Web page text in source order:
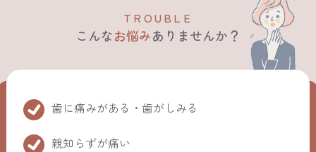
T R OU B L E
こんなお悩みありませんか？
歯に痛みがある・歯がしみる
親知らずが痛い